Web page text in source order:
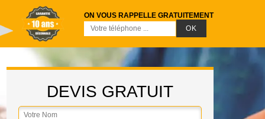
ON VOUS RAPPELLE GRATUITEMENT
DEVIS GRATUIT